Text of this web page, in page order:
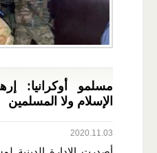
مسلمو أوكرانيا:
الإسلام ولا المسلمين
2020.11.03